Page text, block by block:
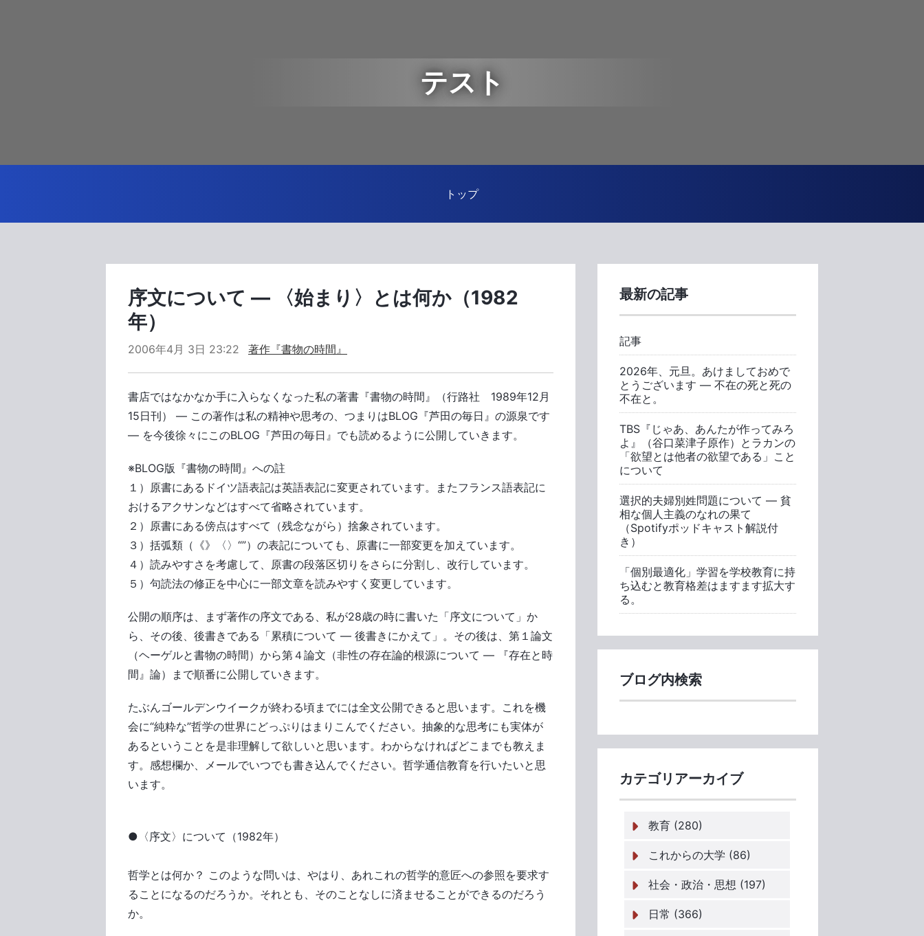
テスト
トップ
序文について ― 〈始まり〉とは何か（1982
年）
2006年4月 3日 23:22 著作『書物の時間』
書店ではなかなか手に入らなくなった私の著書『書物の時間』（行路社 1989年12月
15日刊） ― この著作は私の精神や思考の、つまりはBLOG『芦田の毎日』の源泉です
― を今後徐々にこのBLOG『芦田の毎日』でも読めるように公開していきます。
※BLOG版『書物の時間』への註
１）原書にあるドイツ語表記は英語表記に変更されています。またフランス語表記に
おけるアクサンなどはすべて省略されています。
２）原書にある傍点はすべて（残念ながら）捨象されています。
３）括弧類（《》〈〉“”）の表記についても、原書に一部変更を加えています。
４）読みやすさを考慮して、原書の段落区切りをさらに分割し、改行しています。
５）句読法の修正を中心に一部文章を読みやすく変更しています。
公開の順序は、まず著作の序文である、私が28歳の時に書いた「序文について」か
ら、その後、後書きである「累積について ― 後書きにかえて」。その後は、第１論文
（ヘーゲルと書物の時間）から第４論文（非性の存在論的根源について ― 『存在と時
間』論）まで順番に公開していきます。
たぶんゴールデンウイークが終わる頃までには全文公開できると思います。これを機
会に“純粋な”哲学の世界にどっぷりはまりこんでください。抽象的な思考にも実体が
あるということを是非理解して欲しいと思います。わからなければどこまでも教えま
す。感想欄か、メールでいつでも書き込んでください。哲学通信教育を行いたいと思
います。
●〈序文〉について（1982年）
哲学とは何か？ このような問いは、やはり、あれこれの哲学的意匠への参照を要求す
ることになるのだろうか。それとも、そのことなしに済ませることができるのだろう
か。
最新の記事
記事
2026年、元旦。あけましておめで
とうございます ― 不在の死と死の
不在と。
TBS『じゃあ、あんたが作ってみろ
よ』（谷口菜津子原作）とラカンの
「欲望とは他者の欲望である」こと
について
選択的夫婦別姓問題について ― 貧
相な個人主義のなれの果て
（Spotifyポッドキャスト解説付
き）
「個別最適化」学習を学校教育に持
ち込むと教育格差はますます拡大す
る。
ブログ内検索
カテゴリアーカイブ
教育 (280)
これからの大学 (86)
社会・政治・思想 (197)
日常 (366)